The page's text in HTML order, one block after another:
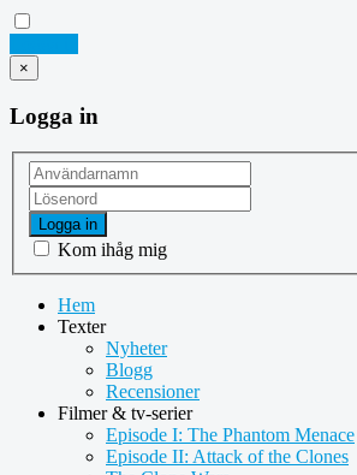
×
Logga in
Logga in
Kom ihåg mig
Hem
Texter
Nyheter
Blogg
Recensioner
Filmer & tv-serier
Episode I: The Phantom Menace
Episode II: Attack of the Clones